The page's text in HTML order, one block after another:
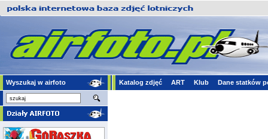
Wyszukaj w airfoto Katalog zdjęć ART Klub Dane statków